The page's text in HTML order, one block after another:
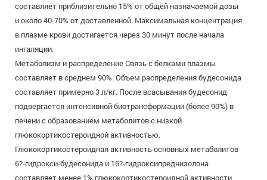
составляет приблизительно 15% от общей назначаемой дозы
и около 40-70% от доставленной. Максимальная концентрация
в плазме крови достигается через 30 минут после начала
ингаляции.
Метаболизм и распределение Связь с белками плазмы
составляет в среднем 90%. Объем распределения будесонида
составляет примерно 3 л/кг. После всасывания будесонид
подвергается интенсивной биотрансформации (более 90%) в
печени с образованием метаболитов с низкой
глюкокортикостероидной активностью.
Глюкокортикостероидная активность основных метаболитов
6?-гидрокси-будесонида и 16?-гидроксипреднизолона
составляет менее 1% глюкокортикостероидной активности